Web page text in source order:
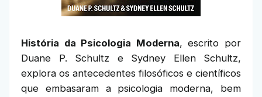
História da Psicologia Moderna, escrito por
Duane P. Schultz e Sydney Ellen Schultz,
explora os antecedentes filosóficos e científicos
que embasaram a psicologia moderna, bem